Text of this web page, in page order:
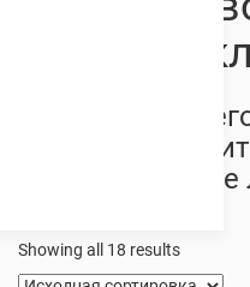
Товары из
полкой
Showing all 18 results